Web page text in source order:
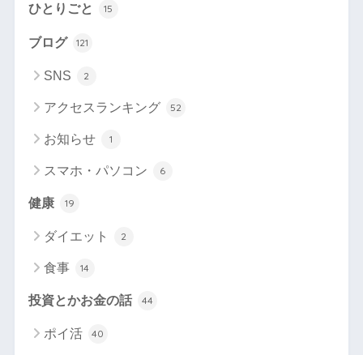
ひとりごと 15
ブログ 121
SNS 2
アクセスランキング 52
お知らせ 1
スマホ・パソコン 6
健康 19
ダイエット 2
食事 14
投資とかお金の話 44
ポイ活 40